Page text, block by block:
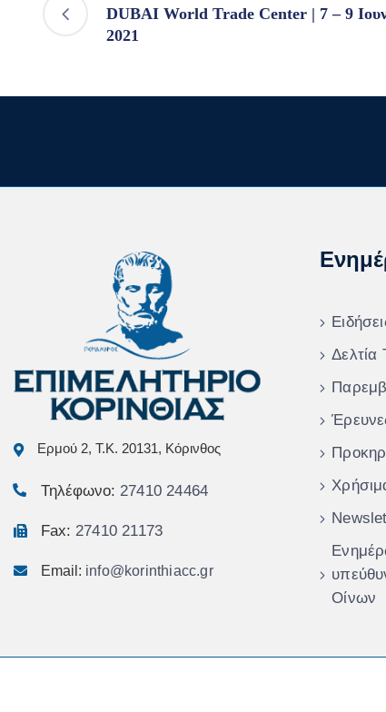
DUBAI World Trade Center | 7 – 9
2021
Ερμού 2, Τ.Κ. 20131, Κόρινθος
Τηλέφωνο: 27410 24464
Fax: 27410 21173
Email: info@korinthiacc.gr
Δελτία
Οίνων